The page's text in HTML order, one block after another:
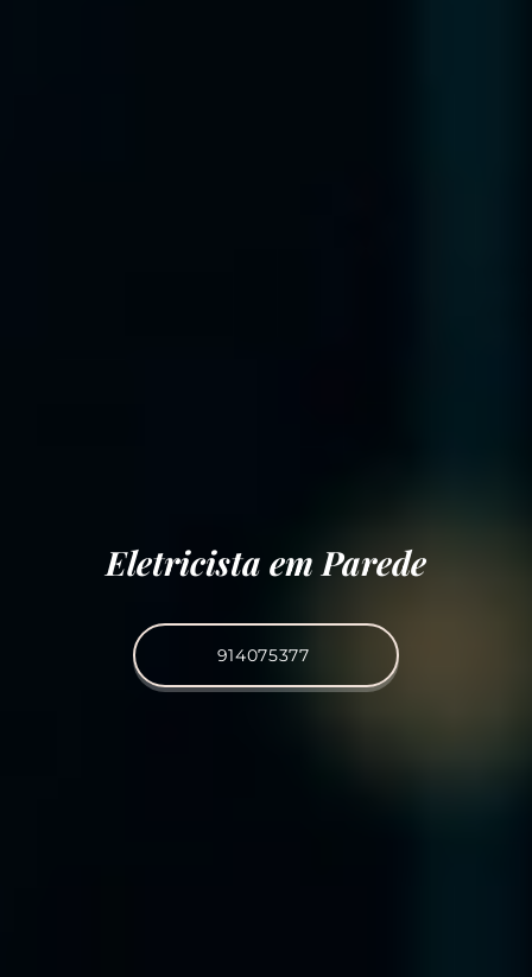
Eletricista em Parede
914075377